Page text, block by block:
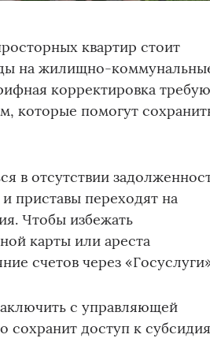
квартир стоит
на жилищно-
корректировка
которые помогут
в отсутствии
приставы переходят на
Чтобы избежать
карты или ареста
счетов через
с управляющей
сохранит доступ к